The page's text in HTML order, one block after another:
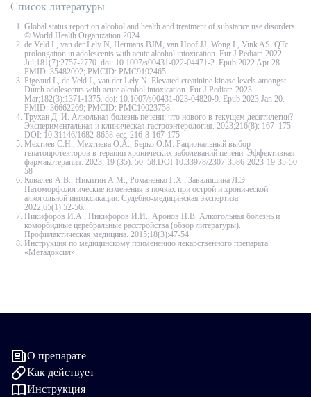
Список литературы
Global status report on alcohol and health and treatment of substance use disorders
© World Health Organization 2024
de Veld L, van der Lely N, Hermans BJM, van Hoof JJ, Wong L, Vink AS. QTc
prolongation in adolescents with acute alcohol intoxication. Eur J Pediatr. 2022
Jul;181(7):2757-2770. doi: 10.1007/s00431-022-04471-2. Epub 2022 Apr 28.
PMID: 35482092; PMCID: PMC9192465.
Pigeaud L, de Veld L, van der Lely N. Elevated creatinine kinase levels amongst
Dutch adolescents with acute alcohol intoxication. Eur J Pediatr. 2023
Mar;182(3):1371-1375. doi: 10.1007/s00431-023-04820-9. Epub 2023 Jan 20.
PMID: 36662269; PMCID: PMC10023758.
Трухан Д. И. Алкольная болезнь печени: что нового в текущем десятилетии?
Экспериментальная и клиническая гастроэнтерология. 2023;216(8): 167–175.
DOI: 10.31146/1682-8658-ecg-216-8-167-175
Мехтиев С.Н., Мехтиева О.А., Берко О.М. Рациональный выбор
гепатопротекторов в терапии хронических заболеваний печени. Эффективная
фармакотерапия. 2023; 19 (35): 50–58.DOI 10.33978/2307-3586-2023-19-35-50-
58
Ковалев А.В., Никитин А.М., Романенко Г.Х., Завалишина Л.Э.
Патоморфологические изменения в почках при острой и хронической
алкогольной интоксикации. Судебно-медицинская экспертиза.
2022;65(1):52‑56.
Никифоров И.А., Никифоров И.И., Аронов П.В. Алкогольная болезнь и
коморбидные церебральные расстройства (обзор литературы).
Профилактическая медицина. 2015;18(3):47‑54.
Инструкция по медицинскому применению лекарственного препарата
«Метадоксил».
О препарате
Как действует
Инструкция